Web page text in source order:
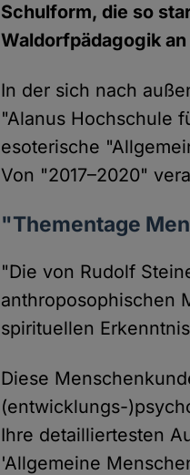
Schulform, die so
Waldorfpädagogik
In der sich nach
"Alanus Hochschule
esoterische
Von "2017–2020"
"Thementage
"Die von Rudolf
anthroposophischen
spirituellen
Diese
(entwicklungs-
Ihre detailliertesten
'Allgemeine